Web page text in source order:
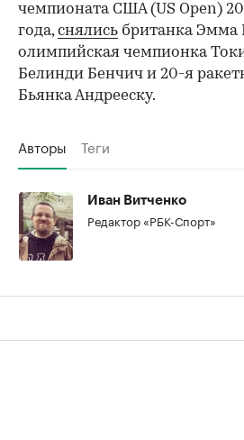
чемпионата США (US Open)
года,снялись британка Эмма
олимпийская чемпионка
Белинди Бенчич и 20-я
Бьянка Андрееску.
Авторы Теги
Иван Витченко
Редактор «РБК-Спорт»